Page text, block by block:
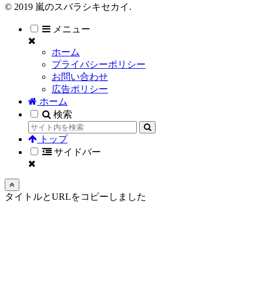
© 2019 嵐のスバラシキセカイ.
メニュー
ホーム
プライバシーポリシー
お問い合わせ
広告ポリシー
ホーム
検索
トップ
サイドバー
タイトルとURLをコピーしました